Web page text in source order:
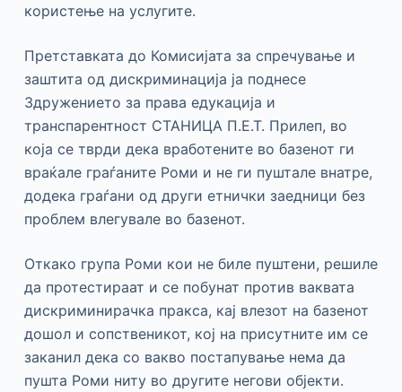
користење на услугите.
Претставката до Комисијата за спречување и
заштита од дискриминација ја поднесе
Здружението за права едукација и
транспарентност СТАНИЦА П.Е.Т. Прилеп, во
која се тврди дека вработените во базенот ги
враќале граѓаните Роми и не ги пуштале внатре,
додека граѓани од други етнички заедници без
проблем влегувале во базенот.
Откако група Роми кои не биле пуштени, решиле
да протестираат и се побунат против ваквата
дискриминирачка пракса, кај влезот на базенот
дошол и сопственикот, кој на присутните им се
заканил дека со вакво постапување нема да
пушта Роми ниту во другите негови објекти.